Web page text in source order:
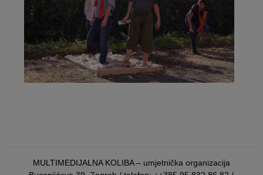
MULTIMEDIJALNA KOLIBA – umjetnička organizacija